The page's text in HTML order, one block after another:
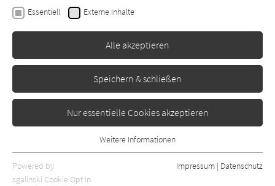
Nadine Kerger
Malibu Love
Goldmann Erschienen: August 2022 0
Essentiell Externe Inhalte
Alle akzeptieren
Speichern & schließen
Nur essentielle Cookies akzeptieren
Essentielle Cookies werden für grundlegende Funktionen der
Webseite benötigt. Dadurch ist gewährleistet, dass die Webseite
Weitere Informationen
Powered by
sgalinski Cookie Opt In
Impressum | Datenschutz